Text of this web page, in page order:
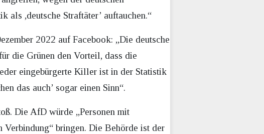
als ,deutsche Straftäter’ auftauchen.“
2022 auf Facebook: „Die deutsche
die Grünen den Vorteil, dass die
eingebürgerte Killer ist in der Statistik
das auch’ sogar einen Sinn“.
Die AfD würde „Personen mit
bringen. Die Behörde ist der